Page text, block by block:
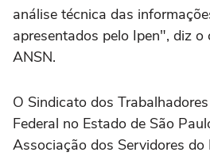
análise técnica das
apresentados pelo Ipen", diz o
ANSN.
O Sindicato dos
Federal no Estado de São
Associação dos Servidores do